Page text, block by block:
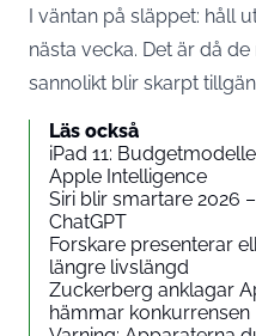
I väntan på släppet: håll
nästa vecka. Det är då
sannolikt blir skarpt
Läs också
iPad 11:
Apple Intelligence
Siri blir smartare 2026
ChatGPT
Forskare presenterar
längre livslängd
Zuckerberg anklagar
hämmar konkurrensen